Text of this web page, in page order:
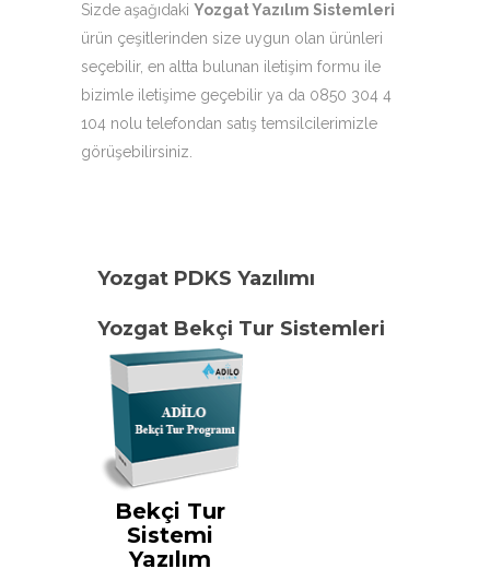
Sizde aşağıdaki Yozgat Yazılım Sistemleri
ürün çeşitlerinden size uygun olan ürünleri
seçebilir, en altta bulunan iletişim formu ile
bizimle iletişime geçebilir ya da 0850 304 4
104 nolu telefondan satış temsilcilerimizle
görüşebilirsiniz.
Yozgat PDKS Yazılımı
Yozgat Bekçi Tur Sistemleri
Bekçi Tur
Sistemi
Yazılım